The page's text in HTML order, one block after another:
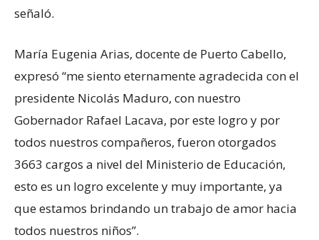
señaló.
María Eugenia Arias, docente de Puerto Cabello,
expresó “me siento eternamente agradecida con el
presidente Nicolás Maduro, con nuestro
Gobernador Rafael Lacava, por este logro y por
todos nuestros compañeros, fueron otorgados
3663 cargos a nivel del Ministerio de Educación,
esto es un logro excelente y muy importante, ya
que estamos brindando un trabajo de amor hacia
todos nuestros niños”.